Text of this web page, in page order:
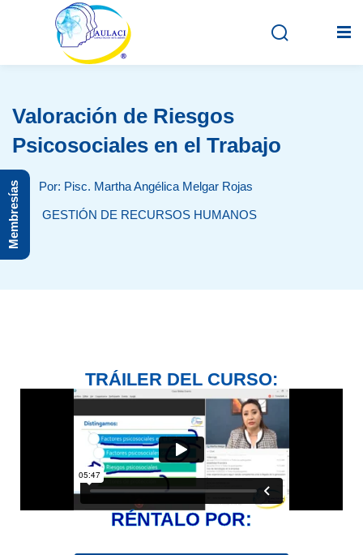
Inicio
En vivo
Grabados
Valoración de Riesgos
Psicosociales en el Trabajo
Por: Pisc. Martha Angélica Melgar Rojas
GESTIÓN DE RECURSOS HUMANOS
TRÁILER DEL CURSO:
RÉNTALO POR:
Membresías